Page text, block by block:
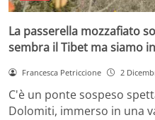
La passerella mozzafiato
sembra il Tibet ma siamo
Francesca Petriccione 2
C'è un ponte sospeso
Dolomiti, immerso in una